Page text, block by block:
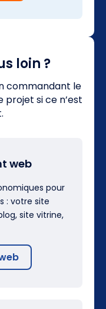
loin ?
commandant le
si ce n’est
web
pour
: votre site
site vitrine,